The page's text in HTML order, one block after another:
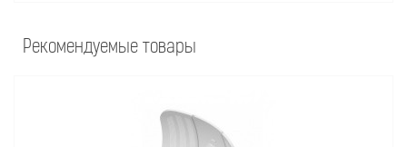
Рекомендуемые товары